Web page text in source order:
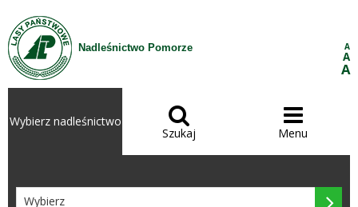
Przejdź do treści
Nadleśnictwo Pomorze A
A
A
Wybierz nadleśnictwo 
Szukaj

Menu